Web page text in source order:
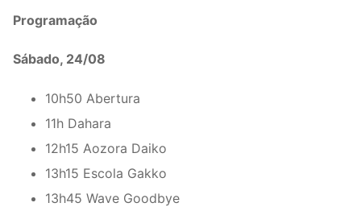
Programação
Sábado, 24/08
10h50 Abertura
11h Dahara
12h15 Aozora Daiko
13h15 Escola Gakko
13h45 Wave Goodbye